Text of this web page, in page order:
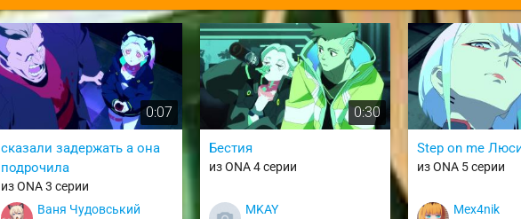
0:07
сказали задержать а она
подрочила
из ONA 3 серии
Ваня Чудовський
0:30
Бестия
из ONA 4 серии
MKAY
Step on me
из ONA 5 серии
Mex4nik